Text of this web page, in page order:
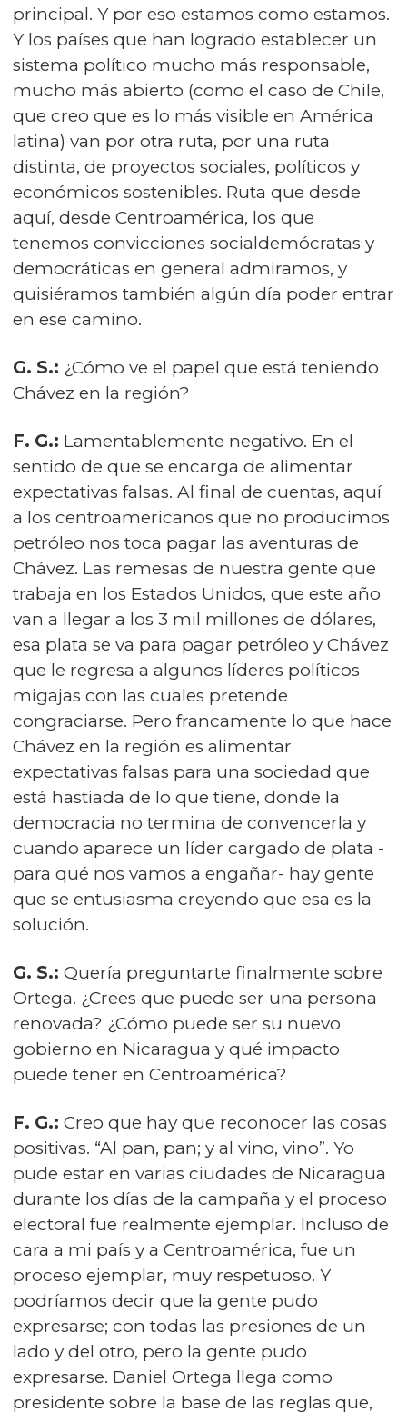
principal. Y por eso estamos como estamos.
Y los países que han logrado establecer un
sistema político mucho más responsable,
mucho más abierto (como el caso de Chile,
que creo que es lo más visible en América
latina) van por otra ruta, por una ruta
distinta, de proyectos sociales, políticos y
económicos sostenibles. Ruta que desde
aquí, desde Centroamérica, los que
tenemos convicciones socialdemócratas y
democráticas en general admiramos, y
quisiéramos también algún día poder entrar
en ese camino.
G. S.: ¿Cómo ve el papel que está teniendo
Chávez en la región?
F. G.: Lamentablemente negativo. En el
sentido de que se encarga de alimentar
expectativas falsas. Al final de cuentas, aquí
a los centroamericanos que no producimos
petróleo nos toca pagar las aventuras de
Chávez. Las remesas de nuestra gente que
trabaja en los Estados Unidos, que este año
van a llegar a los 3 mil millones de dólares,
esa plata se va para pagar petróleo y Chávez
que le regresa a algunos líderes políticos
migajas con las cuales pretende
congraciarse. Pero francamente lo que hace
Chávez en la región es alimentar
expectativas falsas para una sociedad que
está hastiada de lo que tiene, donde la
democracia no termina de convencerla y
cuando aparece un líder cargado de plata -
para qué nos vamos a engañar- hay gente
que se entusiasma creyendo que esa es la
solución.
G. S.: Quería preguntarte finalmente sobre
Ortega. ¿Crees que puede ser una persona
renovada? ¿Cómo puede ser su nuevo
gobierno en Nicaragua y qué impacto
puede tener en Centroamérica?
F. G.: Creo que hay que reconocer las cosas
positivas. “Al pan, pan; y al vino, vino”. Yo
pude estar en varias ciudades de Nicaragua
durante los días de la campaña y el proceso
electoral fue realmente ejemplar. Incluso de
cara a mi país y a Centroamérica, fue un
proceso ejemplar, muy respetuoso. Y
podríamos decir que la gente pudo
expresarse; con todas las presiones de un
lado y del otro, pero la gente pudo
expresarse. Daniel Ortega llega como
presidente sobre la base de las reglas que,